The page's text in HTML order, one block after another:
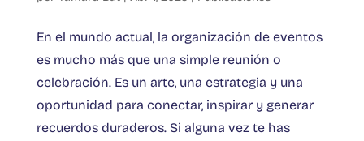
En el mundo actual, la organización de eventos
es mucho más que una simple reunión o
celebración. Es un arte, una estrategia y una
oportunidad para conectar, inspirar y generar
recuerdos duraderos. Si alguna vez te has